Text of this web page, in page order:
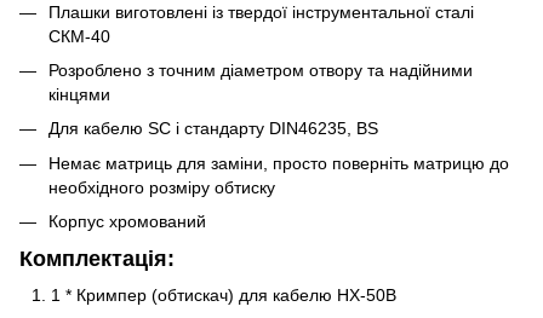
Плашки виготовлені із твердої інструментальної сталі
СКМ-40
Розроблено з точним діаметром отвору та надійними
кінцями
Для кабелю SC і стандарту DIN46235, BS
Немає матриць для заміни, просто поверніть матрицю до
необхідного розміру обтиску
Корпус хромований
Комплектація:
1 * Кримпер (обтискач) для кабелю HX-50B